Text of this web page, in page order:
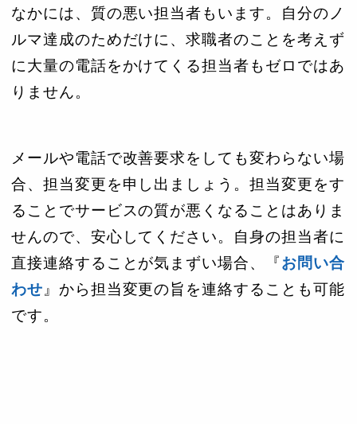
なかには、質の悪い担当者もいます。自分のノ
ルマ達成のためだけに、求職者のことを考えず
に大量の電話をかけてくる担当者もゼロではあ
りません。
メールや電話で改善要求をしても変わらない場
合、担当変更を申し出ましょう。担当変更をす
ることでサービスの質が悪くなることはありま
せんので、安心してください。自身の担当者に
直接連絡することが気まずい場合、『お問い合
わせ 』から担当変更の旨を連絡することも可能
です。